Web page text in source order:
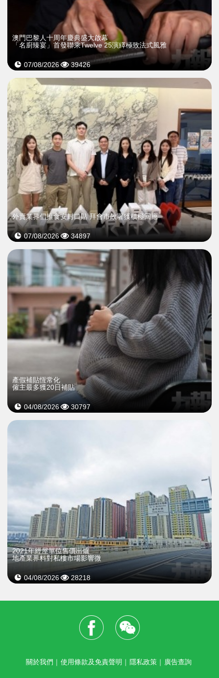
澳門巴黎人十周年慶典盛大啟幕
「名廚臻宴」首發聯乘Twelve 25演繹極致法式風雅
07/08/2026 39426
外賣業界倡推食安封口貼 拜會市政署獲積極回應
07/08/2026 34897
產假補貼恆常化
僱主最多獲20日補貼
04/08/2026 30797
2021年經屋單位售價出爐
地產業界料對私樓市場影響微
04/08/2026 28218
關於我們 ｜ 使用條款及免責聲明 ｜ 隱私政策 ｜ 廣告查詢